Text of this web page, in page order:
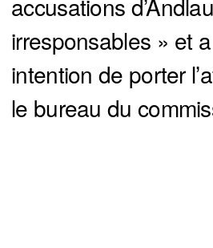
accusations
irresponsables » et
intention de porter
le bureau du